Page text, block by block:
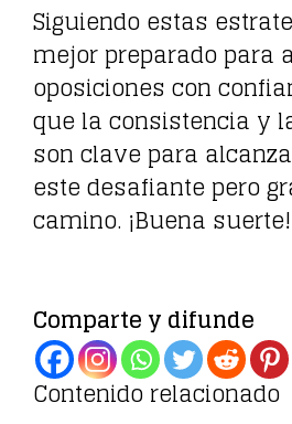
Siguiendo estas
mejor preparado para
oposiciones con
que la consistencia y
son clave para
este desafiante pero
camino. ¡Buena suerte!
Comparte y difunde
Contenido relacionado